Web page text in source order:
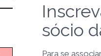
sócio
Para se